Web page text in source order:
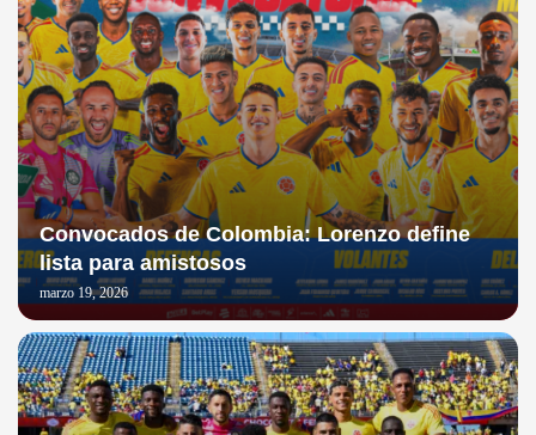
Convocados de Colombia: Lorenzo define
lista para amistosos
marzo 19, 2026